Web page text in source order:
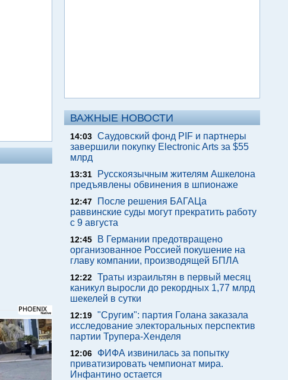
ВАЖНЫЕ НОВОСТИ
14:03 Саудовский фонд PIF и партнеры
завершили покупку Electronic Arts за $55
млрд
13:31
Русскоязычным жителям Ашкелона
предъявлены обвинения в шпионаже
12:47
После решения БАГАЦа
раввинские суды могут прекратить работу
с 9 августа
12:45
В Германии предотвращено
организованное Россией покушение на
главу компании, производящей БПЛА
12:22 Траты израильтян в первый месяц
каникул выросли до рекордных 1,77 млрд
шекелей в сутки
12:19 "Сругим": партия Голана заказала
исследование электоральных перспектив
партии Трупера-Хенделя
12:06
ФИФА извинилась за попытку
приватизировать чемпионат мира.
Инфантино остается